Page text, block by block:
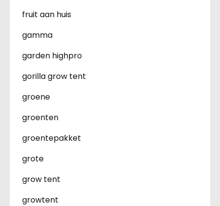
fruit aan huis
gamma
garden highpro
gorilla grow tent
groene
groenten
groentepakket
grote
grow tent
growtent